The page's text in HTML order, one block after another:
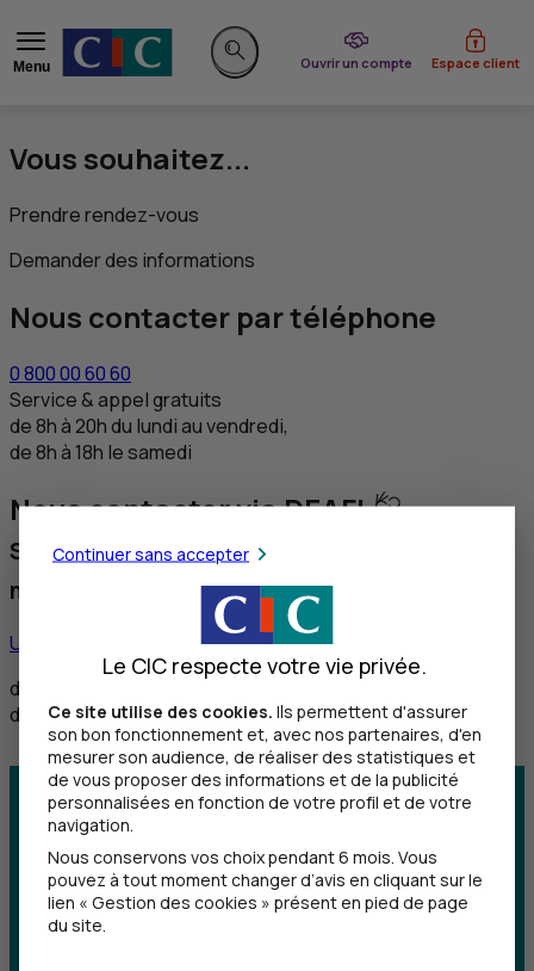
Menu
Rechercher sur le site
Ouvrir un compte
du CIC Espace client
Vous souhaitez...
Prendre rendez-vous
Demander des informations
Nous contacter par téléphone
0 800 00 60 60
Service & appel gratuits
de 8h à 20h du lundi au vendredi,
de 8h à 18h le samedi
Nous contacter via DEAFI
Service réservé aux personnes sourdes et
malentendantes
Utiliser ce service
de 8h30 à 12h et de 14h à 18h du lundi au vendredi,
de 8h30 à 12h le samedi
Centre d'aide Trouver une agence
Sourds et
malentendants
Continuer sans accepter
Le CIC respecte votre vie privée.
Ce site utilise des cookies. Ils permettent d'assurer
son bon fonctionnement et, avec nos partenaires, d'en
mesurer son audience, de réaliser des statistiques et
de vous proposer des informations et de la publicité
personnalisées en fonction de votre profil et de votre
navigation.
Nous conservons vos choix pendant 6 mois. Vous
pouvez à tout moment changer d’avis en cliquant sur le
lien « Gestion des cookies » présent en pied de page
du site.